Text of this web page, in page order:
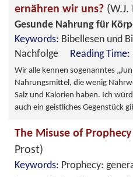
ernähren wir uns? (W.J.
Gesunde Nahrung für
Keywords: Bibellesen und
Nachfolge Reading Time:
Wir alle kennen sogenanntes
Nahrungsmittel, die wenig
Salz und Kalorien haben. Ich
auch ein geistliches Gegenstück
The Misuse of Prophecy
Prost)
Keywords: Prophecy: